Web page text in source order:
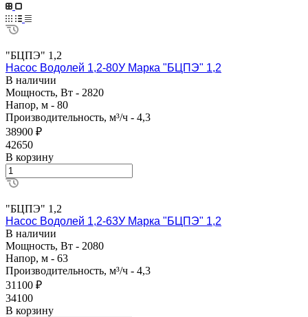
"БЦПЭ" 1,2
Насос Водолей 1,2-80У Марка "БЦПЭ" 1,2
В наличии
Мощность, Вт - 2820
Напор, м - 80
Производительность, м³/ч - 4,3
38900 ₽
42650
В корзину
"БЦПЭ" 1,2
Насос Водолей 1,2-63У Марка "БЦПЭ" 1,2
В наличии
Мощность, Вт - 2080
Напор, м - 63
Производительность, м³/ч - 4,3
31100 ₽
34100
В корзину